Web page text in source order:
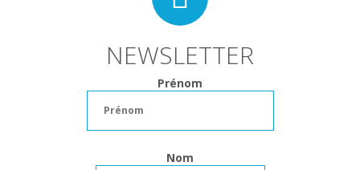
NEWSLETTER
Prénom
Nom